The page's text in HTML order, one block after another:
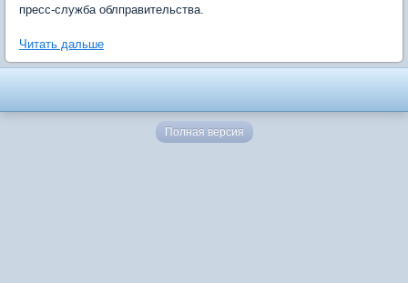
пресс-служба облправительства.
Читать дальше
Полная версия